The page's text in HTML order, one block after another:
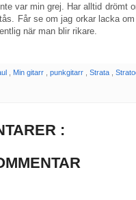
var min grej. Har alltid drömt
Får se om jag orkar lacka
när man blir rikare.
Min gitarr punkgitarr Strata
: